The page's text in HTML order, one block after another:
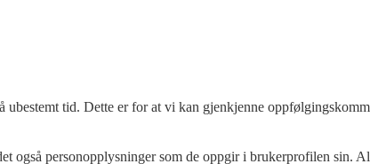
tid. Dette er for at vi kan gjenkjenne
også personopplysninger som de oppgir i brukerprofilen sin.